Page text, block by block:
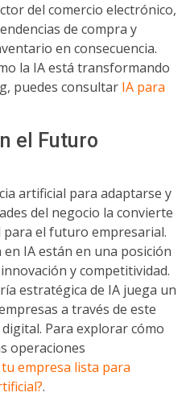
del comercio electrónico,
de compra y
en consecuencia.
la IA está transformando
puedes consultar IA para
el Futuro
artificial para adaptarse y
del negocio la convierte
el futuro empresarial.
IA están en una posición
y competitividad.
estratégica de IA juega un
a través de este
Para explorar cómo
operaciones
tu empresa lista para
.